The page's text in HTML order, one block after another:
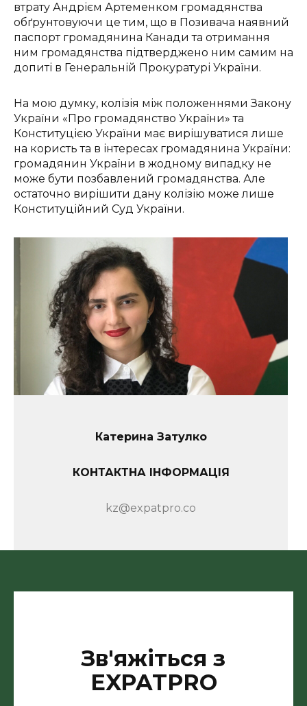
втрату Андрієм Артеменком громадянства
обґрунтовуючи це тим, що в Позивача наявний
паспорт громадянина Канади та отримання
ним громадянства підтверджено ним самим на
допиті в Генеральній Прокуратурі України.
На мою думку, колізія між положеннями Закону
України «Про громадянство України» та
Конституцією України має вирішуватися лише
на користь та в інтересах громадянина України:
громадянин України в жодному випадку не
може бути позбавлений громадянства. Але
остаточно вирішити дану колізію може лише
Конституційний Суд України.
Катерина Затулко
КОНТАКТНА ІНФОРМАЦІЯ
kz@expatpro.co
Зв'яжіться з
EXPATPRO